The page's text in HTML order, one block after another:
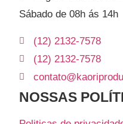
Sábado de 08h ás 14h
(12) 2132-7578
(12) 2132-7578
NOSSAS